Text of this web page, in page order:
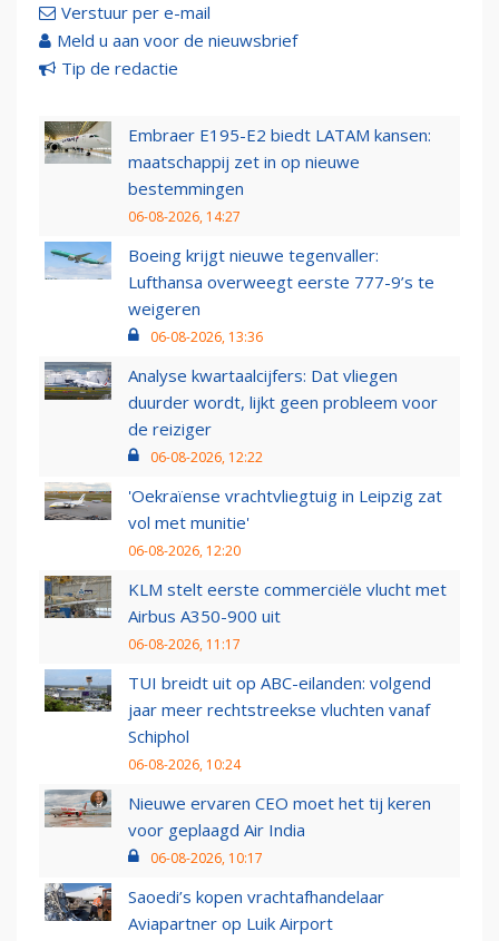
Verstuur per e-mail
Meld u aan voor de nieuwsbrief
Tip de redactie
Embraer E195-E2 biedt LATAM kansen:
maatschappij zet in op nieuwe
bestemmingen
06-08-2026, 14:27
Boeing krijgt nieuwe tegenvaller:
Lufthansa overweegt eerste 777-9’s te
weigeren
06-08-2026, 13:36
Analyse kwartaalcijfers: Dat vliegen
duurder wordt, lijkt geen probleem voor
de reiziger
06-08-2026, 12:22
'Oekraïense vrachtvliegtuig in Leipzig zat
vol met munitie'
06-08-2026, 12:20
KLM stelt eerste commerciële vlucht met
Airbus A350-900 uit
06-08-2026, 11:17
TUI breidt uit op ABC-eilanden: volgend
jaar meer rechtstreekse vluchten vanaf
Schiphol
06-08-2026, 10:24
Nieuwe ervaren CEO moet het tij keren
voor geplaagd Air India
06-08-2026, 10:17
Saoedi’s kopen vrachtafhandelaar
Aviapartner op Luik Airport